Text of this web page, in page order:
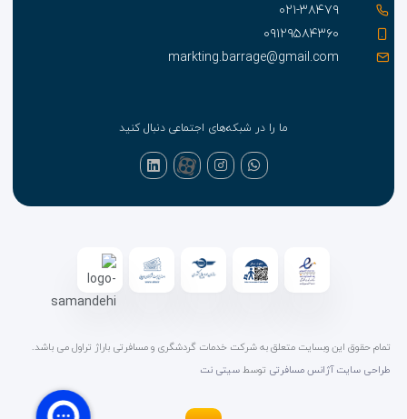
۰۲۱-۳۸۴۷۹
۰۹۱۲۹۵۸۴۳۶۰
markting.barrage@gmail.com
ما را در شبکه‌های اجتماعی دنبال کنید
تمام حقوق این وبسایت متعلق به شرکت خدمات گردشگری و مسافرتی باراژ تراول می باشد.
طراحی سایت آژانس مسافرتی توسط سیتی نت